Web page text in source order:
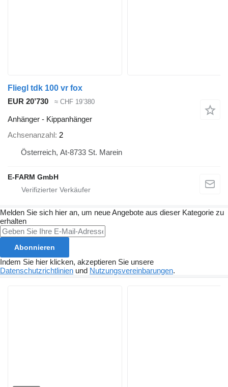
Fliegl tdk 100 vr fox
EUR 20’730
≈ CHF 19’380
Anhänger - Kippanhänger
Achsenanzahl 2
Österreich, At-8733 St. Marein
E-FARM GmbH
Melden Sie sich hier an, um neue Angebote aus dieser Kategorie zu
erhalten
Abonnieren
Indem Sie hier klicken, akzeptieren Sie unsere
Datenschutzrichtlinien und Nutzungsvereinbarungen.